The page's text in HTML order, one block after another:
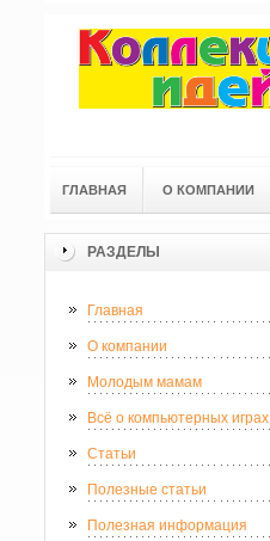
ГЛАВНАЯ О КОМПАНИИ
РАЗДЕЛЫ
Главная
О компании
Молодым мамам
Всё о компьютерных играх
Статьи
Полезные статьи
Полезная информация